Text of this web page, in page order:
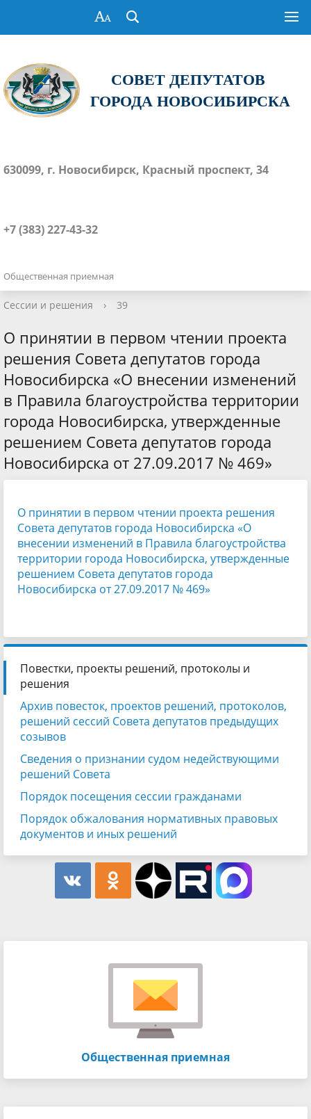
СОВЕТ ДЕПУТАТОВ
ГОРОДА НОВОСИБИРСКА
630099, г. Новосибирск, Красный проспект, 34
+7 (383) 227-43-32
Общественная приемная
Сессии и решения › 39
О принятии в первом чтении проекта
решения Совета депутатов города
Новосибирска «О внесении изменений
в Правила благоустройства территории
города Новосибирска, утвержденные
решением Совета депутатов города
Новосибирска от 27.09.2017 № 469»
О принятии в первом чтении проекта решения
Совета депутатов города Новосибирска «О
внесении изменений в Правила благоустройства
территории города Новосибирска, утвержденные
решением Совета депутатов города
Новосибирска от 27.09.2017 № 469»
Повестки, проекты решений, протоколы и
решения
Архив повесток, проектов решений, протоколов,
решений сессий Совета депутатов предыдущих
созывов
Сведения о признании судом недействующими
решений Совета
Порядок посещения сессии гражданами
Порядок обжалования нормативных правовых
документов и иных решений
Общественная приемная